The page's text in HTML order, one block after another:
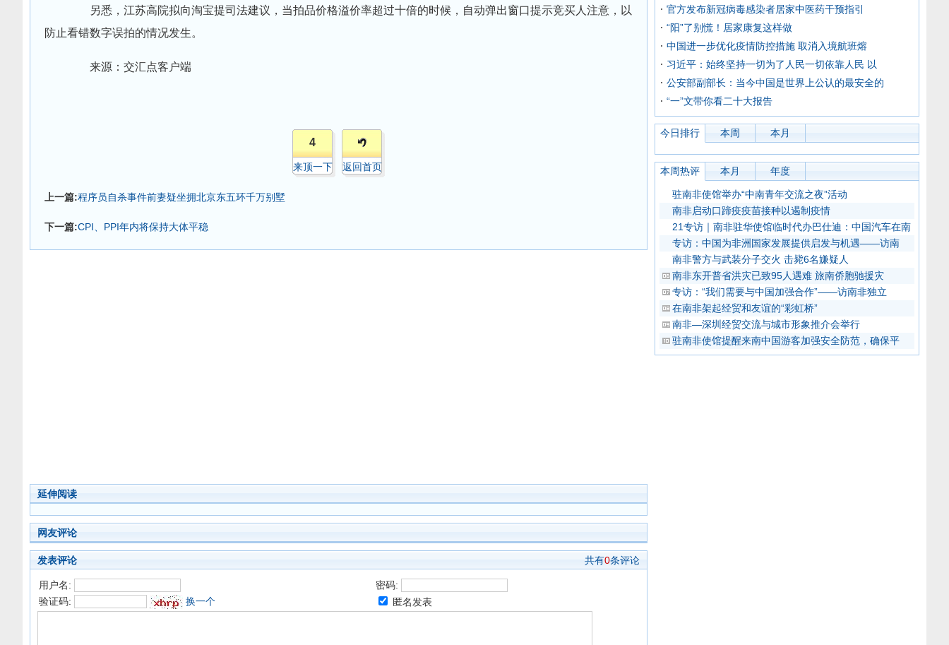
另悉，江苏高院拟向淘宝提司法建议，当拍品价格溢价率超过十倍的时候，自动弹出窗口提示竞买人注意，以
防止看错数字误拍的情况发生。
来源：交汇点客户端
4
来顶一下 返回首页
上一篇:程序员自杀事件前妻疑坐拥北京东五环千万别墅
下一篇:CPI、PPI年内将保持大体平稳
延伸阅读
网友评论
发表评论 共有0条评论
用户名:
密码:
验证码:
换一个 匿名发表
官方发布新冠病毒感染者居家中医药干预指引
“阳”了别慌！居家康复这样做
中国进一步优化疫情防控措施 取消入境航班熔
习近平：始终坚持一切为了人民一切依靠人民 以
公安部副部长：当今中国是世界上公认的最安全的
“一”文带你看二十大报告
今日排行 本周 本月
本周热评 本月 年度
驻南非使馆举办“中南青年交流之夜”活动
南非启动口蹄疫疫苗接种以遏制疫情
21专访｜南非驻华使馆临时代办巴仕迪：中国汽车在南
专访：中国为非洲国家发展提供启发与机遇——访南
南非警方与武装分子交火 击毙6名嫌疑人
南非东开普省洪灾已致95人遇难 旅南侨胞驰援灾
专访：“我们需要与中国加强合作”——访南非独立
在南非架起经贸和友谊的“彩虹桥”
南非—深圳经贸交流与城市形象推介会举行
驻南非使馆提醒来南中国游客加强安全防范，确保平